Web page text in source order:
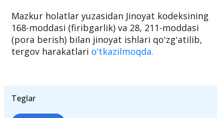
Mazkur holatlar yuzasidan Jinoyat kodeksining
168-moddasi (firibgarlik) va 28, 211-moddasi
(pora berish) bilan jinoyat ishlari qoʻzgʻatilib,
tergov harakatlari oʻtkazilmoqda.
Teglar